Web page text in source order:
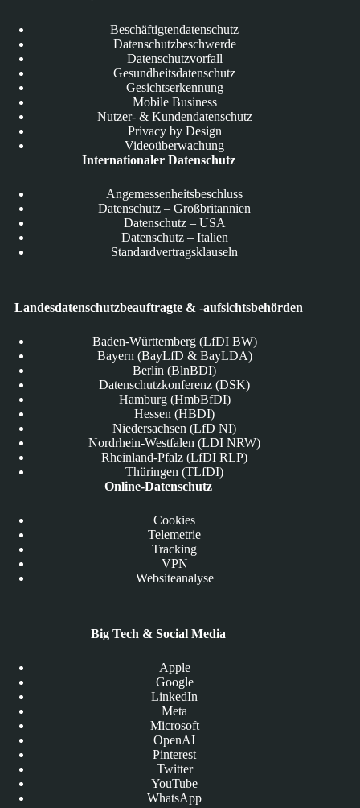
Beschäftigtendatenschutz
Datenschutzbeschwerde
Datenschutzvorfall
Gesundheitsdatenschutz
Gesichtserkennung
Mobile Business
Nutzer- & Kundendatenschutz
Privacy by Design
Videoüberwachung
Internationaler Datenschutz
Angemessenheitsbeschluss
Datenschutz – Großbritannien
Datenschutz – USA
Datenschutz – Italien
Standardvertragsklauseln
Landesdatenschutzbeauftragte & -aufsichtsbehörden
Baden-Württemberg (LfDI BW)
Bayern (BayLfD & BayLDA)
Berlin (BlnBDI)
Datenschutzkonferenz (DSK)
Hamburg (HmbBfDI)
Hessen (HBDI)
Niedersachsen (LfD NI)
Nordrhein-Westfalen (LDI NRW)
Rheinland-Pfalz (LfDI RLP)
Thüringen (TLfDI)
Online-Datenschutz
Cookies
Telemetrie
Tracking
VPN
Websiteanalyse
Big Tech & Social Media
Apple
Google
LinkedIn
Meta
Microsoft
OpenAI
Pinterest
Twitter
YouTube
WhatsApp